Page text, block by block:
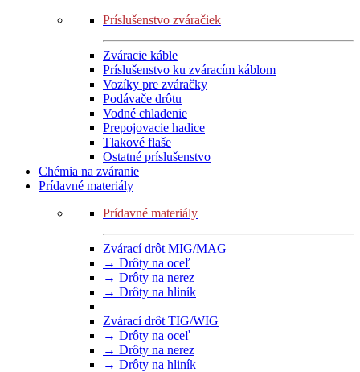
Príslušenstvo zváračiek
Zváracie káble
Príslušenstvo ku zváracím káblom
Vozíky pre zváračky
Podávače drôtu
Vodné chladenie
Prepojovacie hadice
Tlakové flaše
Ostatné príslušenstvo
Chémia na zváranie
Prídavné materiály
Prídavné materiály
Zvárací drôt MIG/MAG
→ Drôty na oceľ
→ Drôty na nerez
→ Drôty na hliník
Zvárací drôt TIG/WIG
→ Drôty na oceľ
→ Drôty na nerez
→ Drôty na hliník